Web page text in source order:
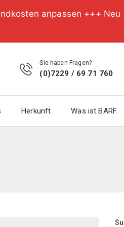
anpassen +++
Sie haben Fragen?
(0)7229 / 69 71 760
Herkunft Was ist BARF